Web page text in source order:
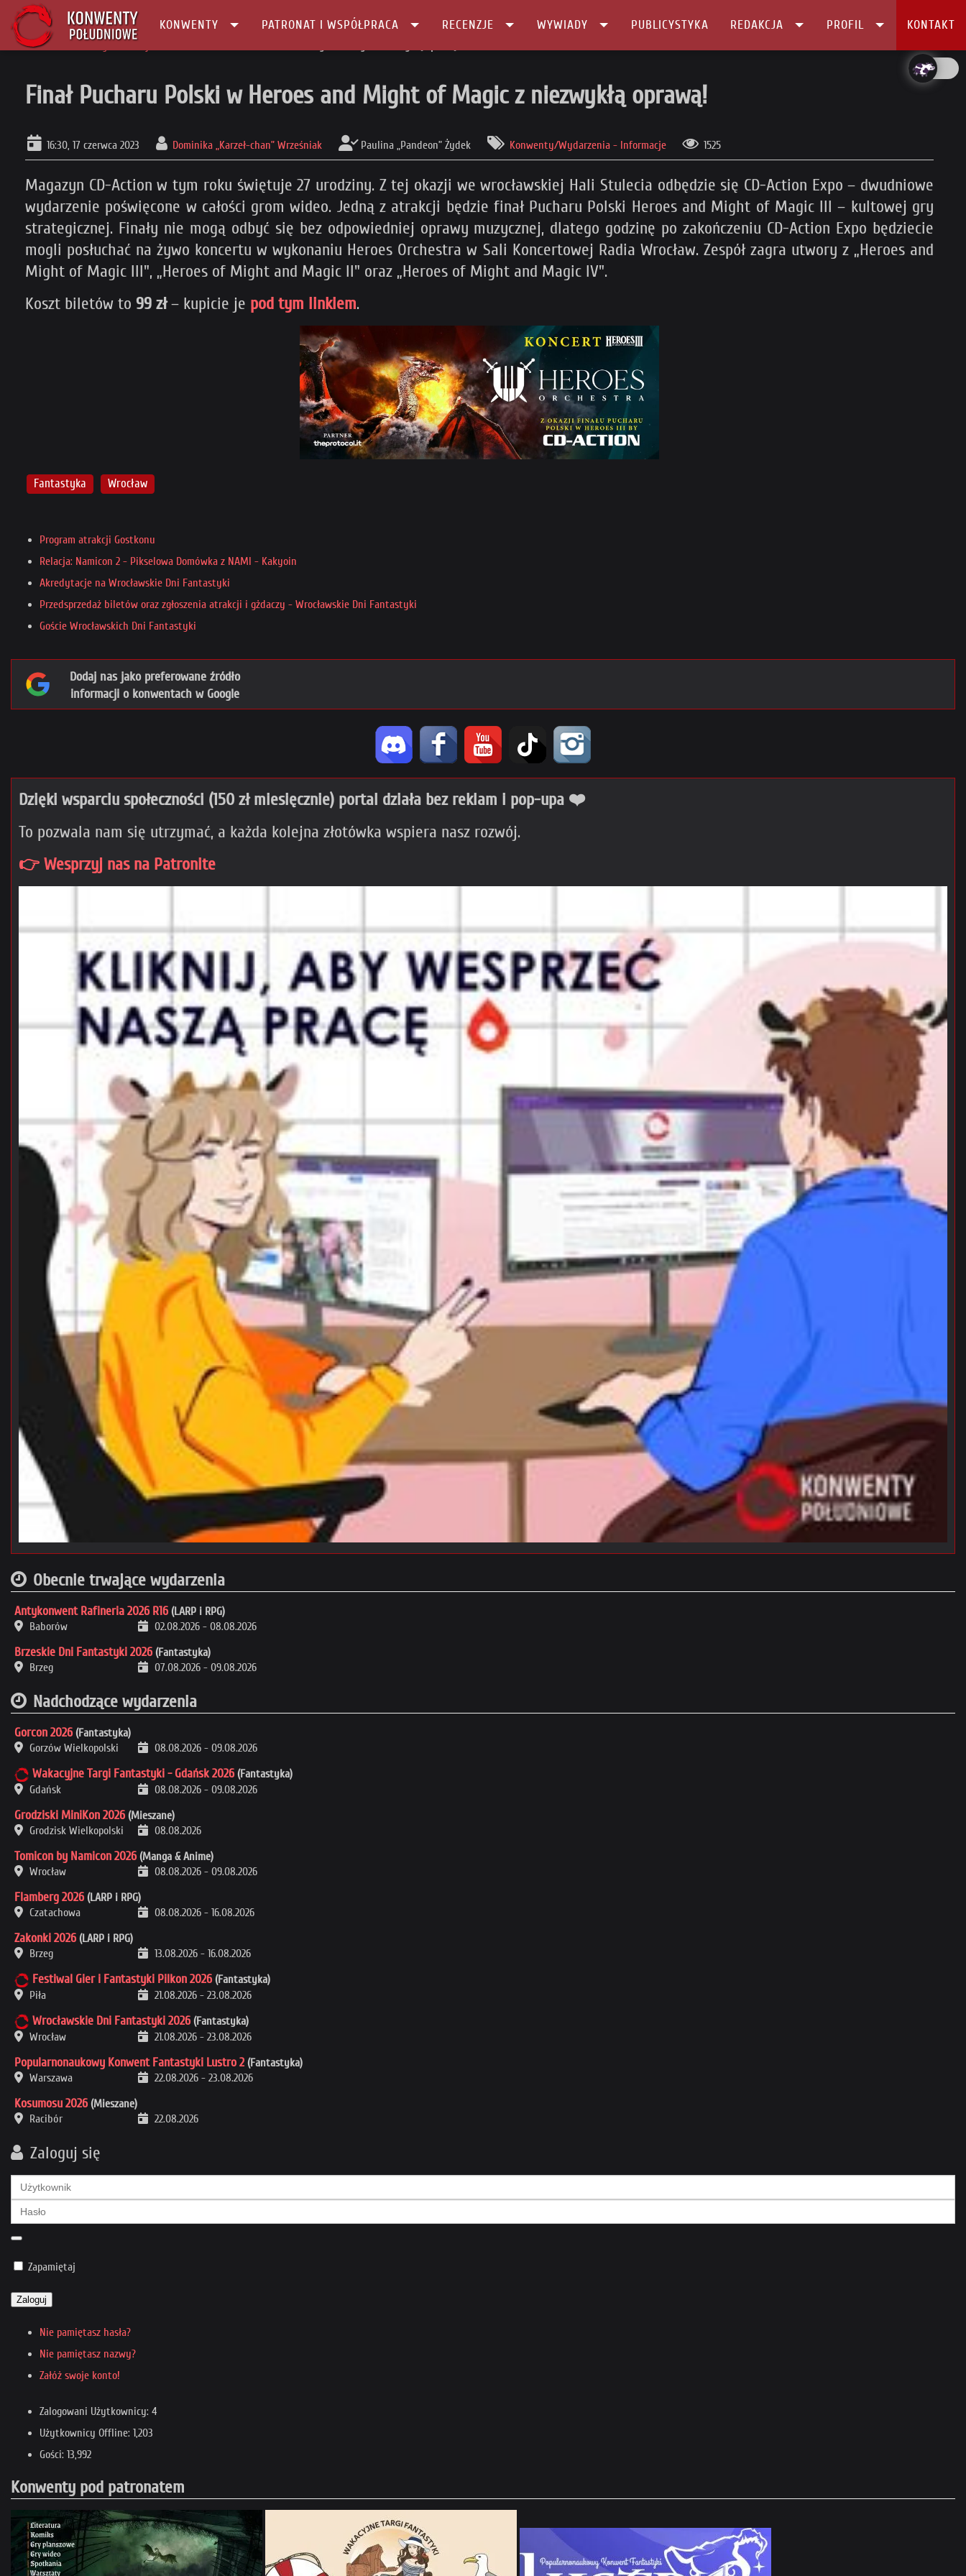
KONWENTY PATRONAT I WSPÓŁPRACA RECENZJE WYWIADY PUBLICYSTYKA REDAKCJA PROFIL KONTAKT
Główna
Finał Pucharu Polski w Heroes and Might of Magic z niezwykłą oprawą!
16:30, 17 czerwca 2023 Dominika „Karzeł-chan” Wrześniak Paulina „Pandeon” Żydek Konwenty/Wydarzenia - Informacje 1525
Magazyn CD-Action w tym roku świętuje 27 urodziny. Z tej okazji we wrocławskiej Hali Stulecia odbędzie się CD-Action Expo – dwudniowe
wydarzenie poświęcone w całości grom wideo. Jedną z atrakcji będzie finał Pucharu Polski Heroes and Might of Magic III – kultowej gry
strategicznej. Finały nie mogą odbyć się bez odpowiedniej oprawy muzycznej, dlatego godzinę po zakończeniu CD-Action Expo będziecie
mogli posłuchać na żywo koncertu w wykonaniu Heroes Orchestra w Sali Koncertowej Radia Wrocław. Zespół zagra utwory z „Heroes and
Might of Magic III", „Heroes of Might and Magic II" oraz „Heroes of Might and Magic IV".
Koszt biletów to 99 zł– kupicie je pod tym linkiem.
Fantastyka Wrocław
Program atrakcji Gostkonu
Relacja: Namicon 2 - Pikselowa Domówka z NAMI - Kakyoin
Akredytacje na Wrocławskie Dni Fantastyki
Przedsprzedaż biletów oraz zgłoszenia atrakcji i gżdaczy - Wrocławskie Dni Fantastyki
Goście Wrocławskich Dni Fantastyki
Dodaj nas jako preferowane źródło
informacji o konwentach w Google
Dzięki wsparciu społeczności (150 zł miesięcznie) portal działa bez reklam i pop-upa ❤️
To pozwala nam się utrzymać, a każda kolejna złotówka wspiera nasz rozwój.
👉 Wesprzyj nas na Patronite
Obecnie trwające wydarzenia
Antykonwent Rafineria 2026 R16 (LARP i RPG)
Baborów
02.08.2026 - 08.08.2026
Brzeskie Dni Fantastyki 2026 (Fantastyka)
Brzeg
07.08.2026 - 09.08.2026
Nadchodzące wydarzenia
Gorcon 2026 (Fantastyka)
Gorzów Wielkopolski
08.08.2026 - 09.08.2026
Wakacyjne Targi Fantastyki - Gdańsk 2026 (Fantastyka)
Gdańsk
08.08.2026 - 09.08.2026
Grodziski MiniKon 2026 (Mieszane)
Grodzisk Wielkopolski
08.08.2026
Tomicon by Namicon 2026 (Manga & Anime)
Wrocław
08.08.2026 - 09.08.2026
Flamberg 2026 (LARP i RPG)
Czatachowa
08.08.2026 - 16.08.2026
Zakonki 2026 (LARP i RPG)
Brzeg
13.08.2026 - 16.08.2026
Festiwal Gier i Fantastyki Pilkon 2026 (Fantastyka)
Piła
21.08.2026 - 23.08.2026
Wrocławskie Dni Fantastyki 2026 (Fantastyka)
Wrocław
21.08.2026 - 23.08.2026
Popularnonaukowy Konwent Fantastyki Lustro 2 (Fantastyka)
Warszawa
22.08.2026 - 23.08.2026
Kosumosu 2026 (Mieszane)
Racibór
22.08.2026
Zaloguj się
Zapamiętaj
Zaloguj
Nie pamiętasz hasła?
Nie pamiętasz nazwy?
Załóż swoje konto!
Zalogowani Użytkownicy: 4
Użytkownicy Offline: 1,203
Gości: 13,992
Konwenty pod patronatem